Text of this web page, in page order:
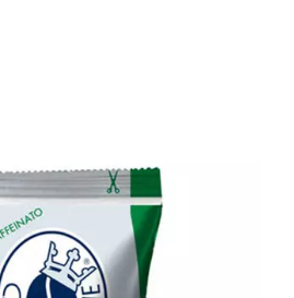
Caffè Borbone